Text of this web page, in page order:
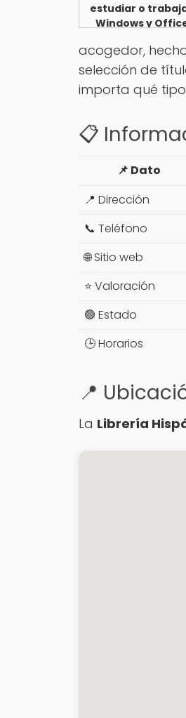
estudiar o
Windows y
acogedor,
selección de
importa qué
📋
📌 Dato
📍 Dirección
📞 Teléfono
🌐 Sitio web
⭐ Valoración
🟢 Estado
🕒 Horarios
📍
La Librería